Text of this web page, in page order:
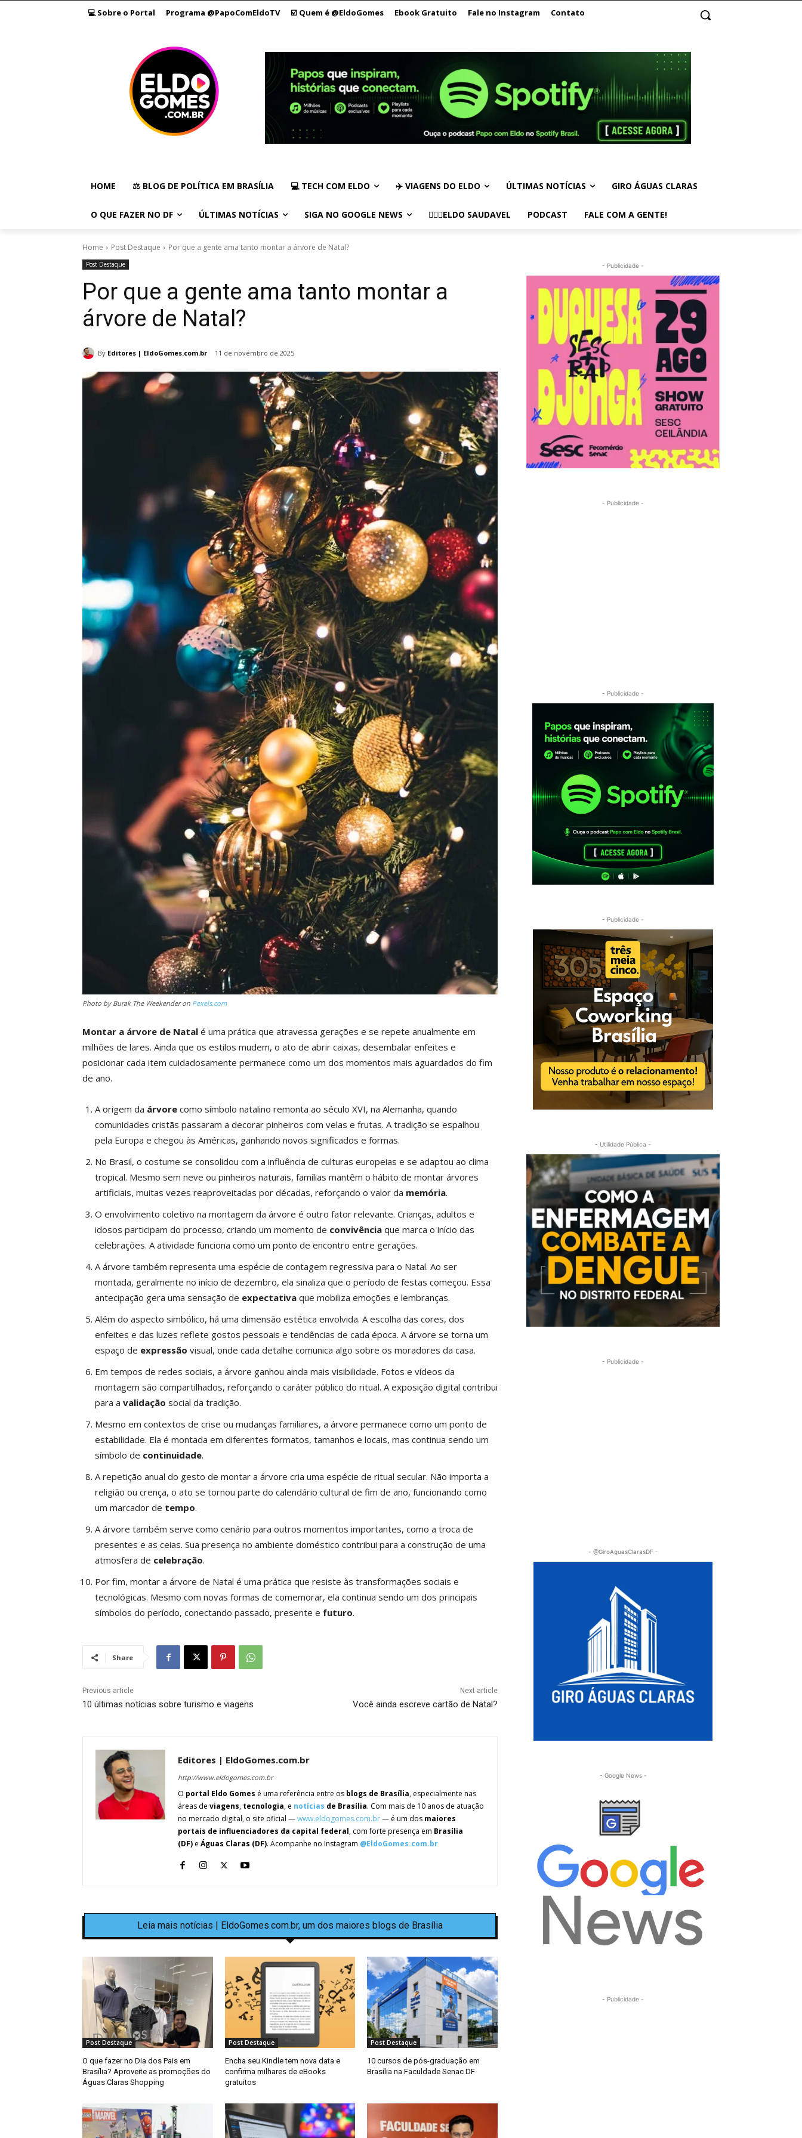
💻 Sobre o Portal Programa @PapoComEldoTV ☑️ Quem é @EldoGomes Ebook Gratuito Fale no Instagram Contato
HOME ⚖️ BLOG DE POLÍTICA EM BRASÍLIA 💻 TECH COM ELDO ✈️ VIAGENS DO ELDO ÚLTIMAS NOTÍCIAS GIRO ÁGUAS CLARAS
O QUE FAZER NO DF ÚLTIMAS NOTÍCIAS SIGA NO GOOGLE NEWS 🏃🏻‍♂️ELDO SAUDAVEL PODCAST FALE COM A GENTE!
Home Post Destaque Por que a gente ama tanto montar a árvore de Natal?
Post Destaque
Por que a gente ama tanto montar a
árvore de Natal?
By Editores | EldoGomes.com.br 11 de novembro de 2025
Photo by Burak The Weekender on Pexels.com
Montar a árvore de Natal é uma prática que atravessa gerações e se repete anualmente em
milhões de lares. Ainda que os estilos mudem, o ato de abrir caixas, desembalar enfeites e
posicionar cada item cuidadosamente permanece como um dos momentos mais aguardados do fim
de ano.
A origem da árvore como símbolo natalino remonta ao século XVI, na Alemanha, quando
comunidades cristãs passaram a decorar pinheiros com velas e frutas. A tradição se espalhou
pela Europa e chegou às Américas, ganhando novos significados e formas.
No Brasil, o costume se consolidou com a influência de culturas europeias e se adaptou ao clima
tropical. Mesmo sem neve ou pinheiros naturais, famílias mantêm o hábito de montar árvores
artificiais, muitas vezes reaproveitadas por décadas, reforçando o valor da memória.
O envolvimento coletivo na montagem da árvore é outro fator relevante. Crianças, adultos e
idosos participam do processo, criando um momento de convivência que marca o início das
celebrações. A atividade funciona como um ponto de encontro entre gerações.
A árvore também representa uma espécie de contagem regressiva para o Natal. Ao ser
montada, geralmente no início de dezembro, ela sinaliza que o período de festas começou. Essa
antecipação gera uma sensação de expectativa que mobiliza emoções e lembranças.
Além do aspecto simbólico, há uma dimensão estética envolvida. A escolha das cores, dos
enfeites e das luzes reflete gostos pessoais e tendências de cada época. A árvore se torna um
espaço de expressão visual, onde cada detalhe comunica algo sobre os moradores da casa.
Em tempos de redes sociais, a árvore ganhou ainda mais visibilidade. Fotos e vídeos da
montagem são compartilhados, reforçando o caráter público do ritual. A exposição digital contribui
para a validação social da tradição.
Mesmo em contextos de crise ou mudanças familiares, a árvore permanece como um ponto de
estabilidade. Ela é montada em diferentes formatos, tamanhos e locais, mas continua sendo um
símbolo de continuidade.
A repetição anual do gesto de montar a árvore cria uma espécie de ritual secular. Não importa a
religião ou crença, o ato se tornou parte do calendário cultural de fim de ano, funcionando como
um marcador de tempo.
A árvore também serve como cenário para outros momentos importantes, como a troca de
presentes e as ceias. Sua presença no ambiente doméstico contribui para a construção de uma
atmosfera de celebração.
Por fim, montar a árvore de Natal é uma prática que resiste às transformações sociais e
tecnológicas. Mesmo com novas formas de comemorar, ela continua sendo um dos principais
símbolos do período, conectando passado, presente e futuro.
Share
Previous article
10 últimas notícias sobre turismo e viagens
Next article
Você ainda escreve cartão de Natal?
Editores | EldoGomes.com.br
http://www.eldogomes.com.br
O portal Eldo Gomes é uma referência entre os blogs de Brasília, especialmente nas
áreas de viagens, tecnologia, e notícias de Brasília. Com mais de 10 anos de atuação
no mercado digital, o site oficial —www.eldogomes.com.br— é um dos maiores
portais de influenciadores da capital federal, com forte presença em Brasília
(DF) e Águas Claras (DF). Acompanhe no Instagram @EldoGomes.com.br
Leia mais notícias | EldoGomes.com.br, um dos maiores blogs de Brasília
Post Destaque
O que fazer no Dia dos Pais em
Brasília? Aproveite as promoções do
Águas Claras Shopping
Post Destaque
Encha seu Kindle tem nova data e
confirma milhares de eBooks
gratuitos
Post Destaque
10 cursos de pós-graduação em
Brasília na Faculdade Senac DF
- Publicidade -
- Publicidade -
- Publicidade -
- Publicidade -
- Utilidade Pública -
- Publicidade -
- @GiroAguasClarasDF -
- Google News -
- Publicidade -